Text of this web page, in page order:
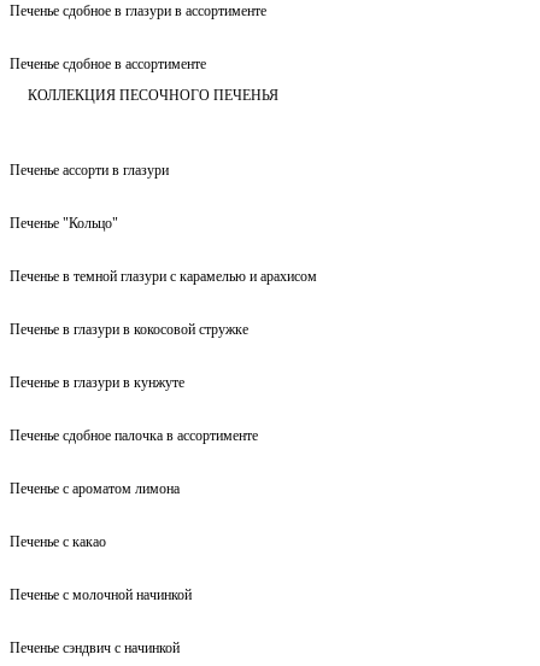
Печенье сдобное в глазури в ассортименте
Печенье сдобное в ассортименте
КОЛЛЕКЦИЯ ПЕСОЧНОГО ПЕЧЕНЬЯ
Печенье ассорти в глазури
Печенье "Кольцо"
Печенье в темной глазури с карамелью и арахисом
Печенье в глазури в кокосовой стружке
Печенье в глазури в кунжуте
Печенье сдобное палочка в ассортименте
Печенье с ароматом лимона
Печенье с какао
Печенье с молочной начинкой
Печенье сэндвич с начинкой